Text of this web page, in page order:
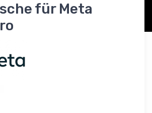
für Meta